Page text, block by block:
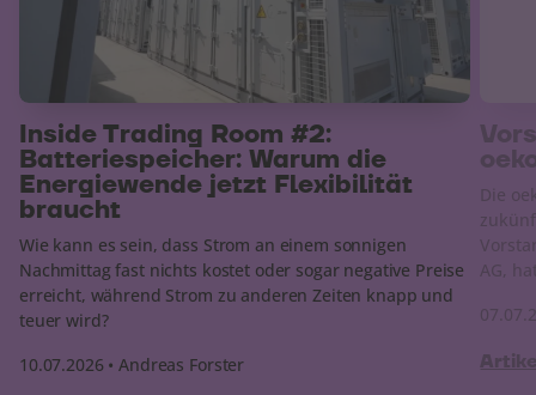
Inside Trading Room #2:
Batteriespeicher: Warum die
Energiewende jetzt Flexibilität
braucht
Wie kann es sein, dass Strom an einem sonnigen
Nachmittag fast nichts kostet oder sogar negative Preise
erreicht, während Strom zu anderen Zeiten knapp und
teuer wird?
10.07.2026 • Andreas Forster
Die
AG,